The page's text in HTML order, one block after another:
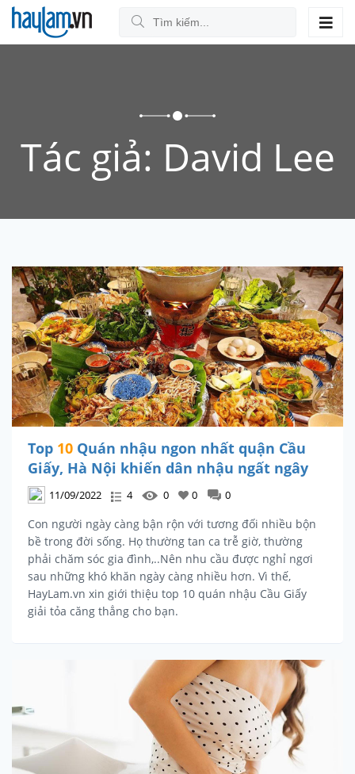
Tác giả: David Lee
Top 10 Quán nhậu ngon nhất quận Cầu
Giấy, Hà Nội khiến dân nhậu ngất ngây
11/09/2022 4 0 0 0
Con người ngày càng bận rộn với tương đối nhiều bộn
bề trong đời sống. Họ thường tan ca trễ giờ, thường
phải chăm sóc gia đình,..Nên nhu cầu được nghỉ ngơi
sau những khó khăn ngày càng nhiều hơn. Vì thế,
HayLam.vn xin giới thiệu top 10 quán nhậu Cầu Giấy
giải tỏa căng thẳng cho bạn.